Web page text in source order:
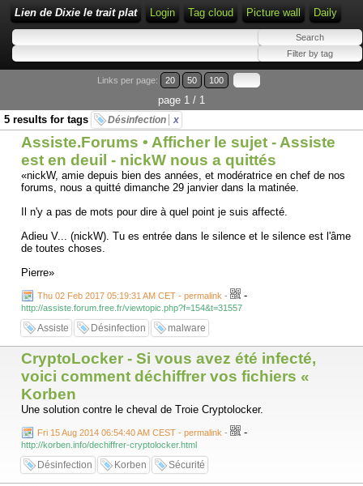
Lien de Dixie le trait plat Login Tag cloud Picture wall Daily
Links per page: 20 50 100
page 1 / 1
5 results for tags
Désinfection x
Assiste.Forums • Afficher le sujet - Assiste
est en deuil - nickW nous a quittés
«nickW, amie depuis bien des années, et modératrice en chef de nos
forums, nous a quitté dimanche 29 janvier dans la matinée.
Il n'y a pas de mots pour dire à quel point je suis affecté.
Adieu V... (nickW). Tu es entrée dans le silence et le silence est l'âme
de toutes choses.
Pierre»
Thu 02 Feb 2017 05:19:31 AM CET - permalink - -
http://assiste.forum.free.fr/viewtopic.php?f=154&t=31557
Assiste Désinfection malware
CryptoLocker - Si vous avez été infecté,
voici comment déchiffrer vos fichiers «
Korben
Une solution contre le cheval de Troie Cryptolocker.
Fri 15 Aug 2014 06:54:40 AM CEST - permalink - -
http://korben.info/dechiffrer-cryptolocker.html
Désinfection Korben Sécurité